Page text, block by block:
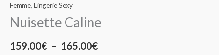
Femme, Lingerie Sexy
Nuisette Caline
159.00€ – 165.00€